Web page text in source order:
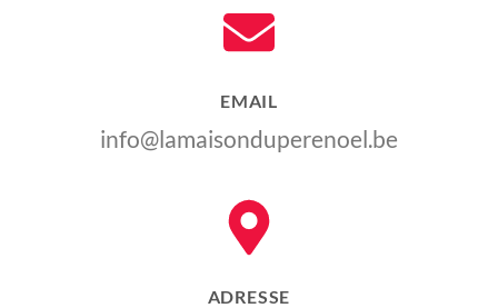
EMAIL
info@lamaisonduperenoel.be
ADRESSE